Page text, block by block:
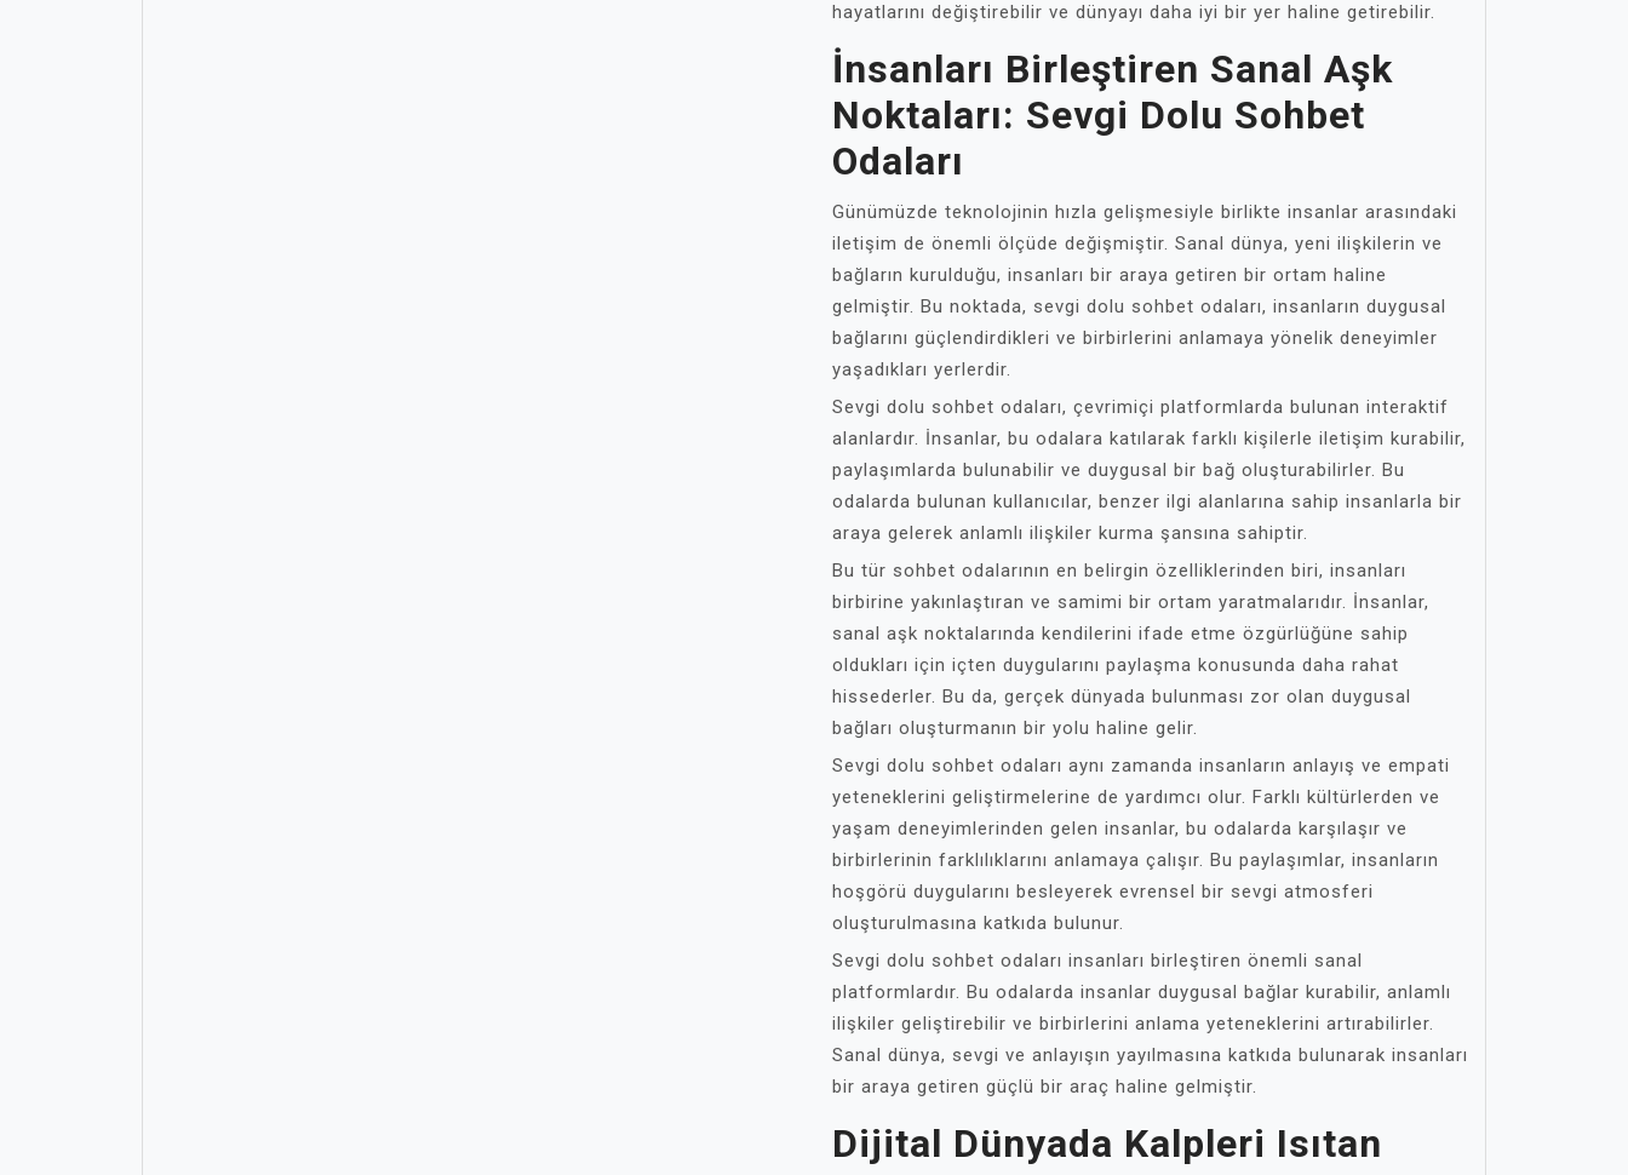
hayatlarını değiştirebilir ve dünyayı daha iyi bir yer haline getirebilir.
İnsanları Birleştiren Sanal Aşk
Noktaları: Sevgi Dolu Sohbet
Odaları
Günümüzde teknolojinin hızla gelişmesiyle birlikte insanlar arasındaki
iletişim de önemli ölçüde değişmiştir. Sanal dünya, yeni ilişkilerin ve
bağların kurulduğu, insanları bir araya getiren bir ortam haline
gelmiştir. Bu noktada, sevgi dolu sohbet odaları, insanların duygusal
bağlarını güçlendirdikleri ve birbirlerini anlamaya yönelik deneyimler
yaşadıkları yerlerdir.
Sevgi dolu sohbet odaları, çevrimiçi platformlarda bulunan interaktif
alanlardır. İnsanlar, bu odalara katılarak farklı kişilerle iletişim kurabilir,
paylaşımlarda bulunabilir ve duygusal bir bağ oluşturabilirler. Bu
odalarda bulunan kullanıcılar, benzer ilgi alanlarına sahip insanlarla bir
araya gelerek anlamlı ilişkiler kurma şansına sahiptir.
Bu tür sohbet odalarının en belirgin özelliklerinden biri, insanları
birbirine yakınlaştıran ve samimi bir ortam yaratmalarıdır. İnsanlar,
sanal aşk noktalarında kendilerini ifade etme özgürlüğüne sahip
oldukları için içten duygularını paylaşma konusunda daha rahat
hissederler. Bu da, gerçek dünyada bulunması zor olan duygusal
bağları oluşturmanın bir yolu haline gelir.
Sevgi dolu sohbet odaları aynı zamanda insanların anlayış ve empati
yeteneklerini geliştirmelerine de yardımcı olur. Farklı kültürlerden ve
yaşam deneyimlerinden gelen insanlar, bu odalarda karşılaşır ve
birbirlerinin farklılıklarını anlamaya çalışır. Bu paylaşımlar, insanların
hoşgörü duygularını besleyerek evrensel bir sevgi atmosferi
oluşturulmasına katkıda bulunur.
Sevgi dolu sohbet odaları insanları birleştiren önemli sanal
platformlardır. Bu odalarda insanlar duygusal bağlar kurabilir, anlamlı
ilişkiler geliştirebilir ve birbirlerini anlama yeteneklerini artırabilirler.
Sanal dünya, sevgi ve anlayışın yayılmasına katkıda bulunarak insanları
bir araya getiren güçlü bir araç haline gelmiştir.
Dijital Dünyada Kalpleri Isıtan